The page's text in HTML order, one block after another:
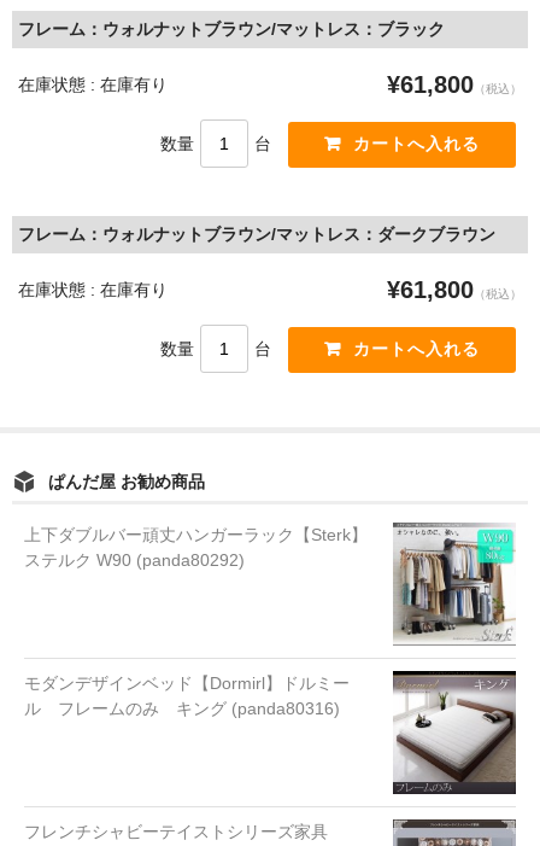
フレーム：ウォルナットブラウン/マットレス：ブラック
在庫状態 : 在庫有り ¥61,800 （税込）
数量 台
フレーム：ウォルナットブラウン/マットレス：ダークブラウン
在庫状態 : 在庫有り ¥61,800 （税込）
数量 台
ぱんだ屋 お勧め商品
上下ダブルバー頑丈ハンガーラック【Sterk】
ステルク W90 (panda80292)
モダンデザインベッド【Dormirl】ドルミー
ル フレームのみ キング (panda80316)
フレンチシャビーテイストシリーズ家具